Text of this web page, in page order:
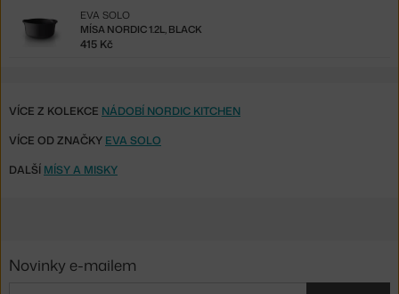
MÍSA NORDIC 1.2L, BLACK
EVA SOLO
415 Kč
VÍCE Z KOLEKCE NÁDOBÍ NORDIC KITCHEN
VÍCE OD ZNAČKY EVA SOLO
DALŠÍ MÍSY A MISKY
Novinky e-mailem